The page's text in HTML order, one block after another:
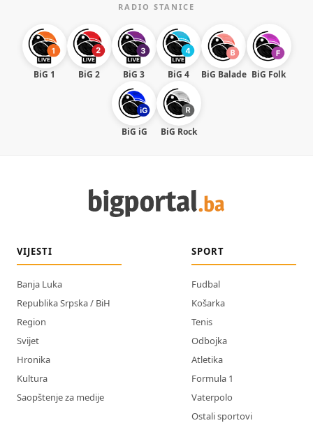
RADIO STANICE
BiG 1 BiG 2 BiG 3 BiG 4 BiG Balade BiG Folk
BiG iG BiG Rock
VIJESTI
Banja Luka
Republika Srpska / BiH
Region
Svijet
Hronika
Kultura
Saopštenje za medije
SPORT
Fudbal
Košarka
Tenis
Odbojka
Atletika
Formula 1
Vaterpolo
Ostali sportovi